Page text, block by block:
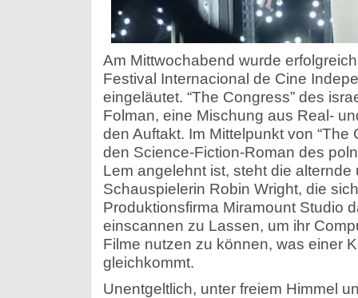
Am Mittwochabend wurde
Festival Internacional de Cine
eingeläutet. “The Congress” des
Folman, eine Mischung aus Real-
den Auftakt. Im Mittelpunkt von “The
den Science-Fiction-Roman des
Lem angelehnt ist, steht die
Schauspielerin Robin Wright, die
Produktionsfirma Miramount Studio
einscannen zu Lassen, um ihr
Filme nutzen zu können, was einer
gleichkommt.
Unentgeltlich, unter freiem Himmel